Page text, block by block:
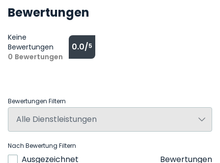
Bewertungen
Keine
Bewertungen
0 Bewertungen
0.0/5
Bewertungen Filtern
Nach Bewertung Filtern
Ausgezeichnet
Bewertungen